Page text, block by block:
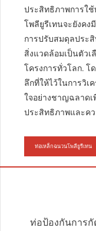
ประสิทธิภาพการใ
โพลียูรีเทนจะยังค
การปรับสมดุลประ
สิ่งแวดล้อมเป็นตัวเ
โครงการทั่วโลก.
ลึกที่ให้ไว้ในการวิเ
ใจอย่างชาญฉลาดเ
ประสิทธิภาพและค
ท่อเหล็กฉนวนโพลียูรีเทน
ท่อป้องกันการ